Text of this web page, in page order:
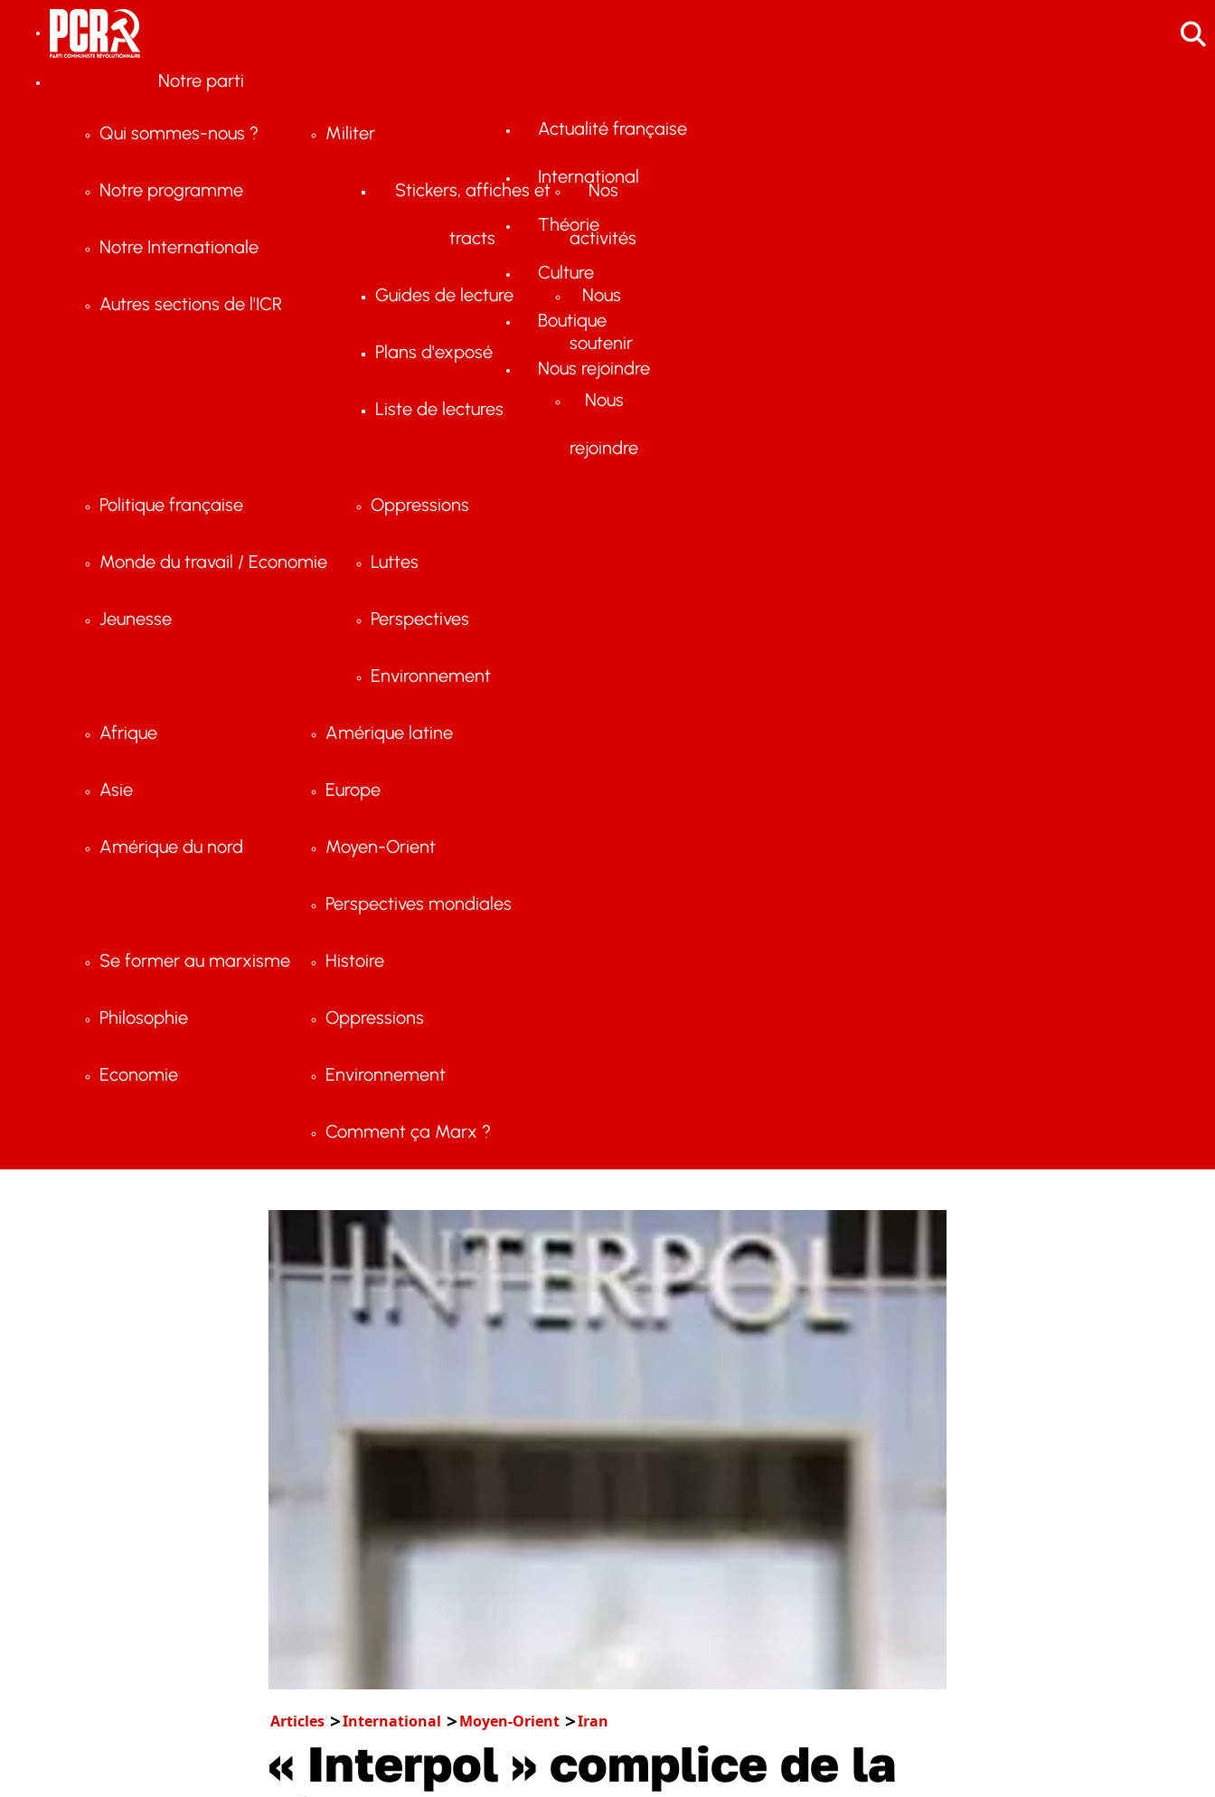
Notre parti
Qui sommes-nous ?
Notre programme
Notre Internationale
Autres sections de l'ICR
Militer
Stickers, affiches et
tracts
Guides de lecture
Plans d'exposé
Liste de lectures
Nos
activités
Nous
soutenir
Nous
rejoindre
Actualité française
Politique française
Monde du travail / Economie
Jeunesse
Oppressions
Luttes
Perspectives
Environnement
International
Afrique
Asie
Amérique du nord
Amérique latine
Europe
Moyen-Orient
Perspectives mondiales
Théorie
Se former au marxisme
Philosophie
Economie
Histoire
Oppressions
Environnement
Comment ça Marx ?
Culture
Boutique
Nous rejoindre
Articles International Moyen-Orient Iran
« Interpol » complice de la